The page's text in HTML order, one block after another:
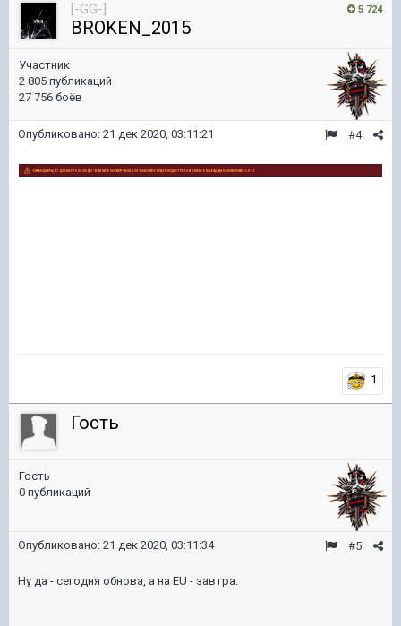
5 724
[-GG-]
BROKEN_2015
Участник
2 805 публикаций
27 756 боёв
#4
Опубликовано: 21 дек 2020, 03:11:21
1
Гость
Гость
0 публикаций
#5
Опубликовано: 21 дек 2020, 03:11:34
Ну да - сегодня обнова, а на EU - завтра.